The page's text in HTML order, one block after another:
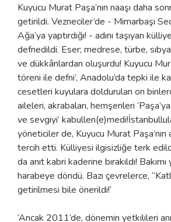
Kuyucu Murat Paşa’nın naaşı daha
getirildi. Vezneciler’de - Mimarbaşı
Ağa’ya yaptırdığı! - adını taşıyan
defnedildi. Eser; medrese, türbe,
ve dükkânlardan oluşurdu! Kuyucu
töreni ile defni’, Anadolu’da tepki ile
cesetleri kuyulara doldurulan on
aileleri, akrabaları, hemşerileri
ve sevgiyi’
yöneticiler de, Kuyucu Murat Paşa’nın
tercih etti. Külliyesi ilgisizliğe terk
da anıt kabri kaderine bırakıldı! Bakımı
harabeye döndü. Bazı çevrelerce,
getirilmesi bile önerildi!’
‘Ancak 2011’de, dönemin yetkilileri